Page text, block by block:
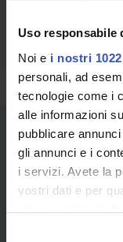
Uso responsabile
Noi e i nostri
personali, ad
tecnologie come i
alle informazioni
pubblicare
gli annunci e i
i servizi. Avete la
vostri dati e per
privacy sono